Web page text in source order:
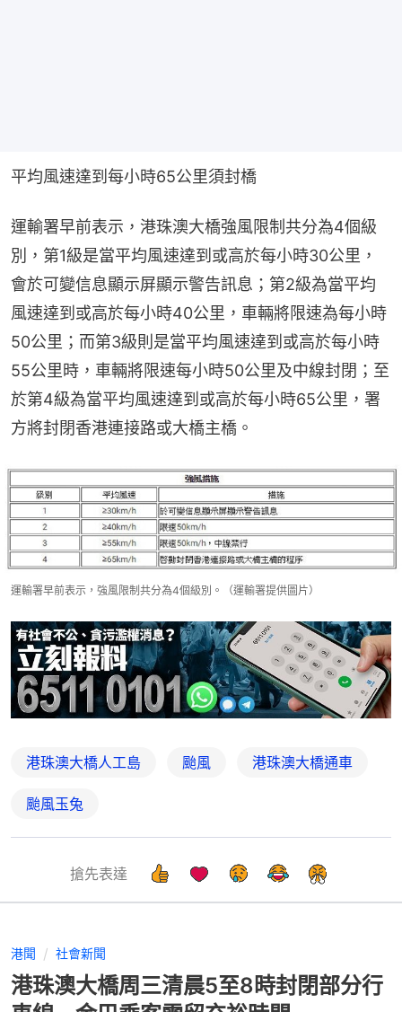
平均風速達到每小時65公里須封橋
運輸署早前表示，港珠澳大橋強風限制共分為4個級
別，第1級是當平均風速達到或高於每小時30公里，
會於可變信息顯示屏顯示警告訊息；第2級為當平均
風速達到或高於每小時40公里，車輛將限速為每小時
50公里；而第3級則是當平均風速達到或高於每小時
55公里時，車輛將限速每小時50公里及中線封閉；至
於第4級為當平均風速達到或高於每小時65公里，署
方將封閉香港連接路或大橋主橋。
運輸署早前表示，強風限制共分為4個級別。（運輸署提供圖片）
港珠澳大橋人工島 颱風 港珠澳大橋通車
颱風玉兔
搶先表達
港聞 社會新聞
港珠澳大橋周三清晨5至8時封閉部分行